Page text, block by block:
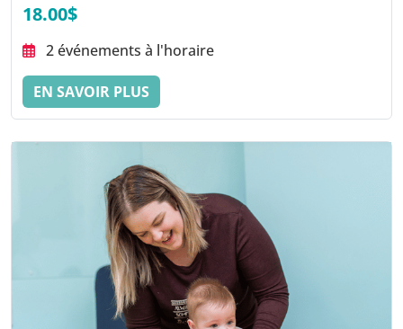
18.00$
2 événements à l'horaire
EN SAVOIR PLUS